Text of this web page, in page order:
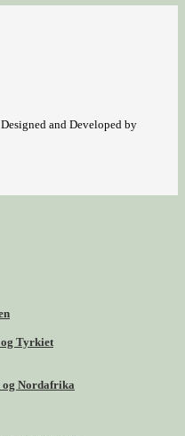
and Developed by
Tyrkiet
og Nordafrika